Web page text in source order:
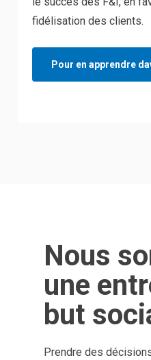
fidélisation des clients.
Pour en apprendre
Nous
une
but
Prendre des